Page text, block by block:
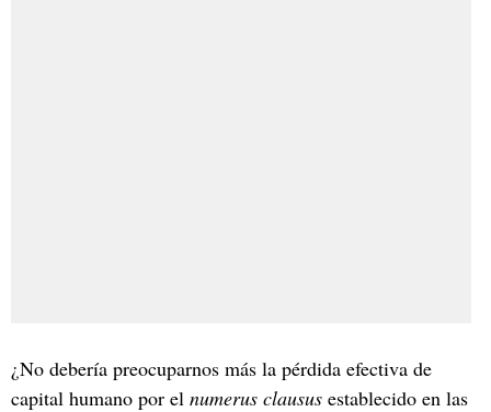
¿No debería preocuparnos más la pérdida efectiva de
capital humano por el numerus clausus establecido en las